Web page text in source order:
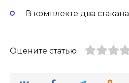
В комплекте два стакана
Оцените статью